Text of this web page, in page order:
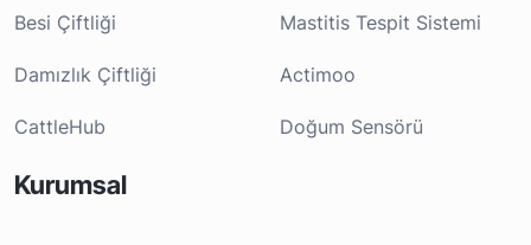
Besi Çiftliği
Damızlık Çiftliği
CattleHub
Mastitis Tespit Sistemi
Actimoo
Doğum Sensörü
Kurumsal